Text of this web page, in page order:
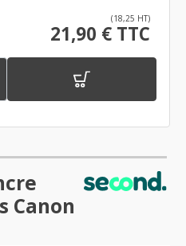
(18,25 HT)
21,90 € TTC
Canon